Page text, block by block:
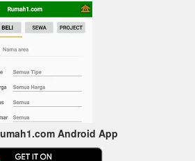
Android App